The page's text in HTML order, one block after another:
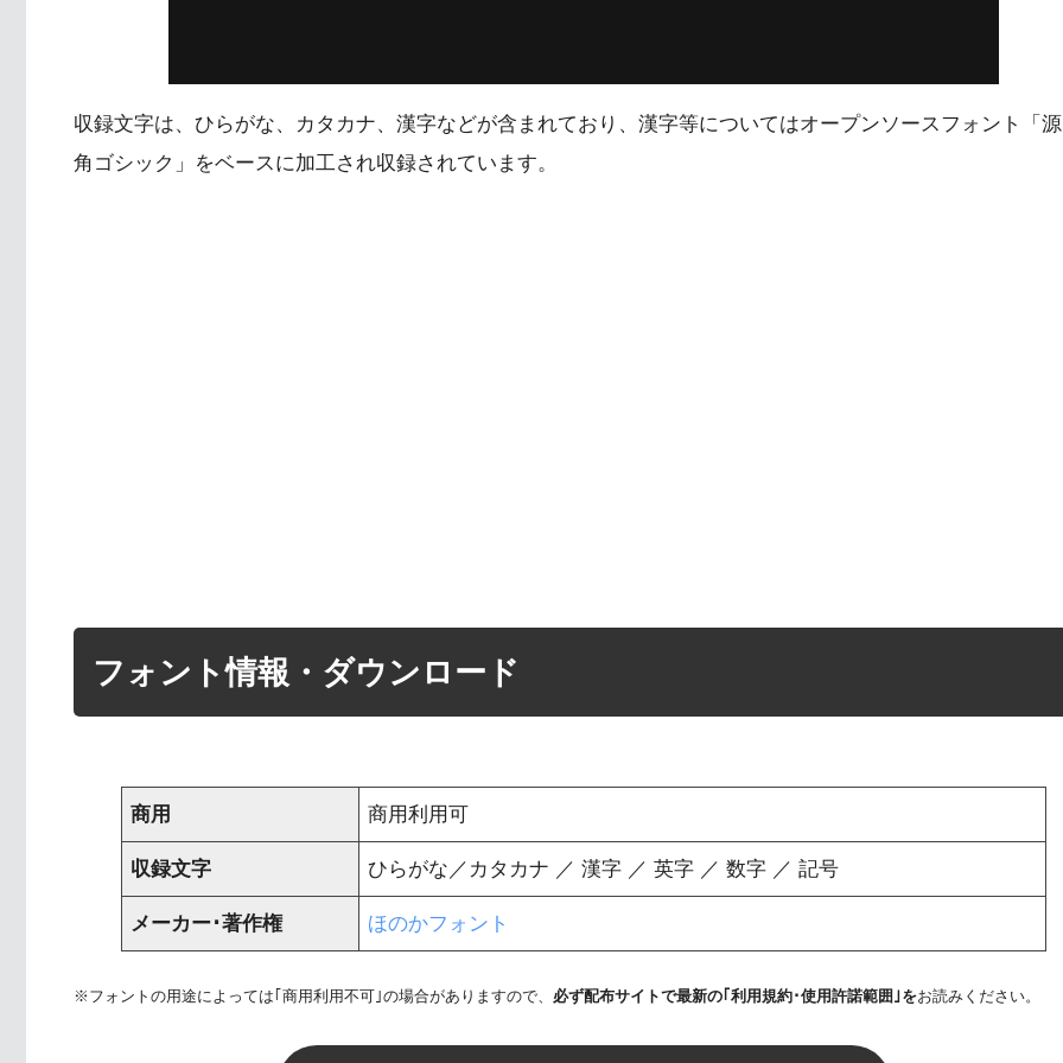
収録文字は、ひらがな、カタカナ、漢字などが含まれており、漢字等についてはオープンソースフォント「
角ゴシック」をベースに加工され収録されています。
フォント情報・ダウンロード
商用 商用利用可
収録文字 ひらがな／カタカナ ／ 漢字 ／ 英字 ／ 数字 ／ 記号
メーカー･著作権 ほのかフォント
※フォントの用途によっては｢商用利用不可｣の場合がありますので、 必ず配布サイトで最新の｢利用規約･使用許諾範囲｣をお読みください。